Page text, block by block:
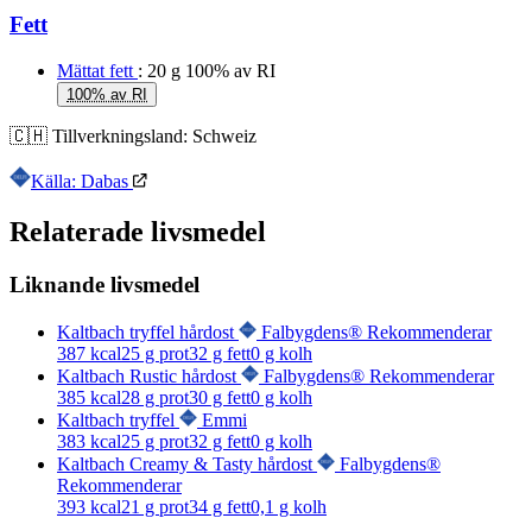
Fett
Mättat fett : 20 g 100% av RI
100% av RI
🇨🇭 Tillverkningsland: Schweiz
Källa: Dabas
Relaterade livsmedel
Liknande livsmedel
Kaltbach tryffel hårdost
Falbygdens® Rekommenderar
387 kcal25 g prot32 g fett0 g kolh
Kaltbach Rustic hårdost
Falbygdens® Rekommenderar
385 kcal28 g prot30 g fett0 g kolh
Kaltbach tryffel
Emmi
383 kcal25 g prot32 g fett0 g kolh
Kaltbach Creamy & Tasty hårdost
Falbygdens®
Rekommenderar
393 kcal21 g prot34 g fett0,1 g kolh